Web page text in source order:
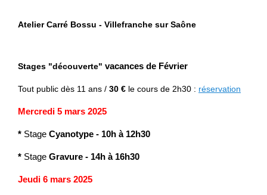
Atelier Carré Bossu - Villefranche sur Saône
Stages "découverte" vacances de Février
Tout public dès 11 ans / 30 € le cours de 2h30 : réservation
Mercredi 5 mars 2025
* Stage Cyanotype - 10h à 12h30
* Stage Gravure - 14h à 16h30
Jeudi 6 mars 2025